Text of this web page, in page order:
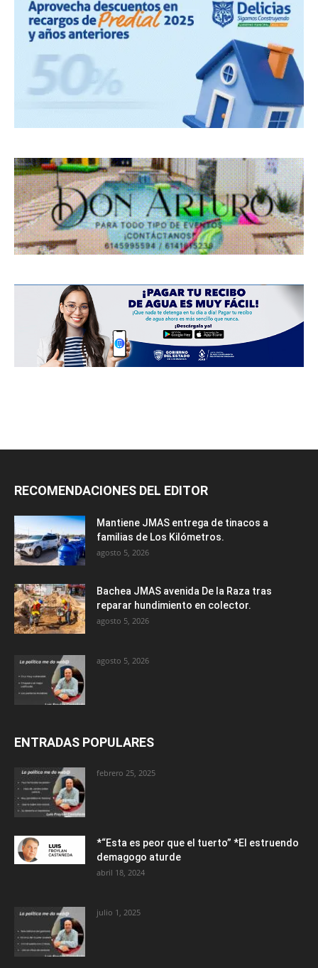
RECOMENDACIONES DEL EDITOR
Mantiene JMAS entrega de tinacos a
familias de Los Kilómetros.
agosto 5, 2026
Bachea JMAS avenida De la Raza tras
reparar hundimiento en colector.
agosto 5, 2026
agosto 5, 2026
ENTRADAS POPULARES
febrero 25, 2025
*“Esta es peor que el tuerto” *El estruendo
demagogo aturde
abril 18, 2024
julio 1, 2025